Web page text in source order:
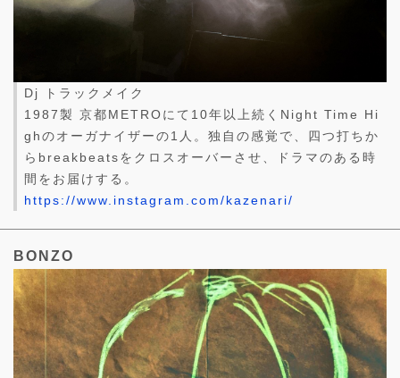
Dj トラックメイク
1987製 京都METROにて10年以上続くNight Time Hi
ghのオーガナイザーの1人。独自の感覚で、四つ打ちか
らbreakbeatsをクロスオーバーさせ、ドラマのある時
間をお届けする。
https://www.instagram.com/kazenari/
BONZO